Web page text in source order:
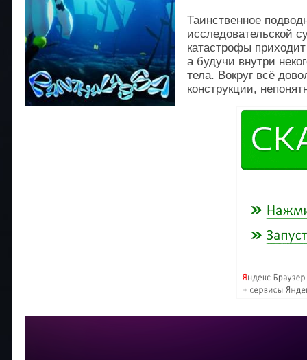
Таинственное
исследовательской
катастрофы
а будучи внутри
тела. Вокруг всё
конструкции,